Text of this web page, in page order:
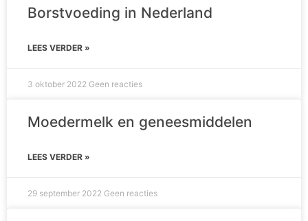
Borstvoeding in Nederland
LEES VERDER »
3 oktober 2022 Geen reacties
Moedermelk en geneesmiddelen
LEES VERDER »
29 september 2022 Geen reacties